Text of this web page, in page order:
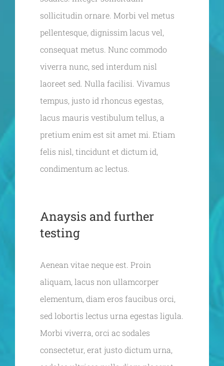
sollicitudin ornare. Morbi vel metus
pellentesque, dignissim lacus vel,
consequat metus. Nunc commodo
viverra nunc, sed interdum nisl
laoreet sed. Nulla facilisi. Vivamus
tempus, justo id rhoncus egestas,
lacus mauris vestibulum tellus, a
pretium enim est sit amet mi. Etiam
felis nisl, tincidunt et dictum id,
condimentum ac lectus.
Anaysis and further
testing
Aenean vitae neque est. Proin
aliquam, lacus non ullamcorper
elementum, diam eros faucibus orci,
sed lobortis lectus urna egestas ligula.
Morbi viverra, orci ac sodales
consectetur, erat justo dictum urna,